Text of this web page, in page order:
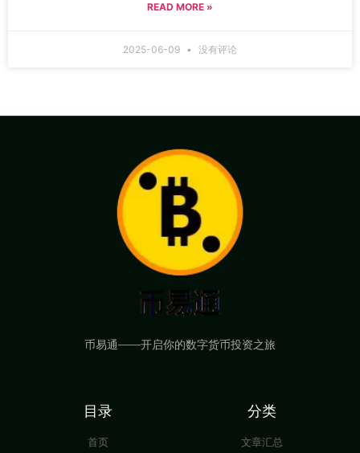
READ MORE »
2025-06-09 没有评论
币易通——开启你的数字货币投资之旅
目录
首页
分类
文章汇总